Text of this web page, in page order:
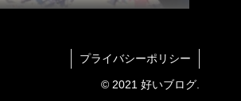
プライバシーポリシー
© 2021 好いブログ.